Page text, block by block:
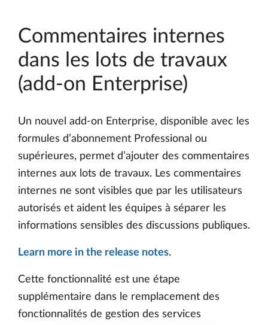
Commentaires internes
dans les lots de travaux
(add-on Enterprise)
Un nouvel add-on Enterprise, disponible avec les
formules d’abonnement Professional ou
supérieures, permet d’ajouter des commentaires
internes aux lots de travaux. Les commentaires
internes ne sont visibles que par les utilisateurs
autorisés et aident les équipes à séparer les
informations sensibles des discussions publiques.
Learn more in the release notes.
Cette fonctionnalité est une étape
supplémentaire dans le remplacement des
fonctionnalités de gestion des services